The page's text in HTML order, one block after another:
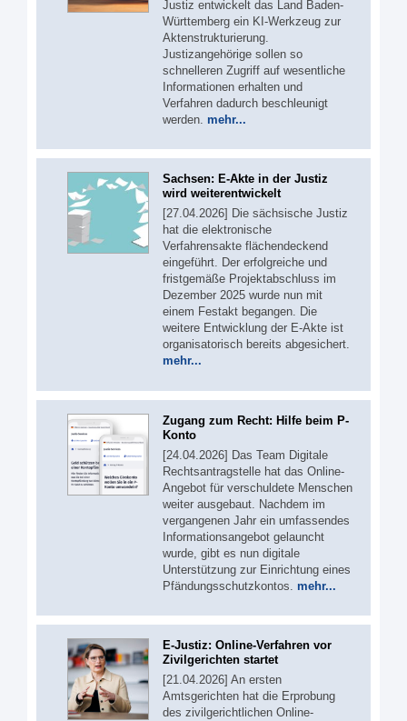
Justiz entwickelt das Land Baden-
Württemberg ein KI-Werkzeug zur
Aktenstrukturierung.
Justizangehörige sollen so
schnelleren Zugriff auf wesentliche
Informationen erhalten und
Verfahren dadurch beschleunigt
werden. mehr...
Sachsen: E-Akte in der Justiz
wird weiterentwickelt
[27.04.2026] Die sächsische Justiz
hat die elektronische
Verfahrensakte flächendeckend
eingeführt. Der erfolgreiche und
fristgemäße Projektabschluss im
Dezember 2025 wurde nun mit
einem Festakt begangen. Die
weitere Entwicklung der E-Akte ist
organisatorisch bereits abgesichert.
mehr...
Zugang zum Recht: Hilfe beim P-
Konto
[24.04.2026] Das Team Digitale
Rechtsantragstelle hat das Online-
Angebot für verschuldete Menschen
weiter ausgebaut. Nachdem im
vergangenen Jahr ein umfassendes
Informationsangebot gelauncht
wurde, gibt es nun digitale
Unterstützung zur Einrichtung eines
Pfändungsschutzkontos. mehr...
E-Justiz: Online-Verfahren vor
Zivilgerichten startet
[21.04.2026] An ersten
Amtsgerichten hat die Erprobung
des zivilgerichtlichen Online-